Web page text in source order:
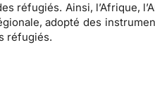
réfugiés. Ainsi, l’Afrique,
adopté des
réfugiés.